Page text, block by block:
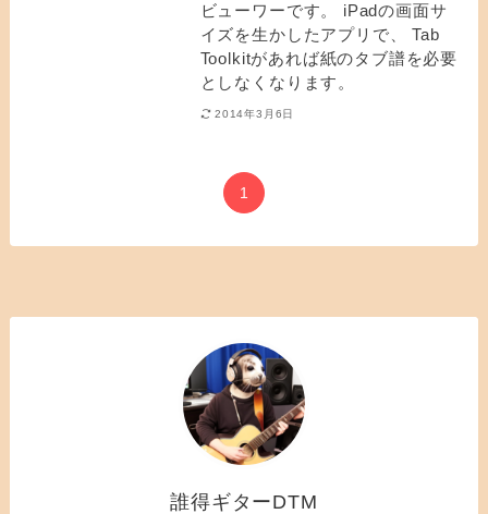
ビューワーです。 iPadの画面サ
イズを生かしたアプリで、 Tab
Toolkitがあれば紙のタブ譜を必要
としなくなります。
2014年3月6日
1
誰得ギターDTM